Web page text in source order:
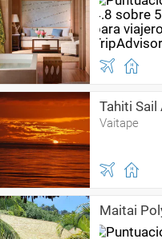
Tahiti Sail
Vaitape
Maitai